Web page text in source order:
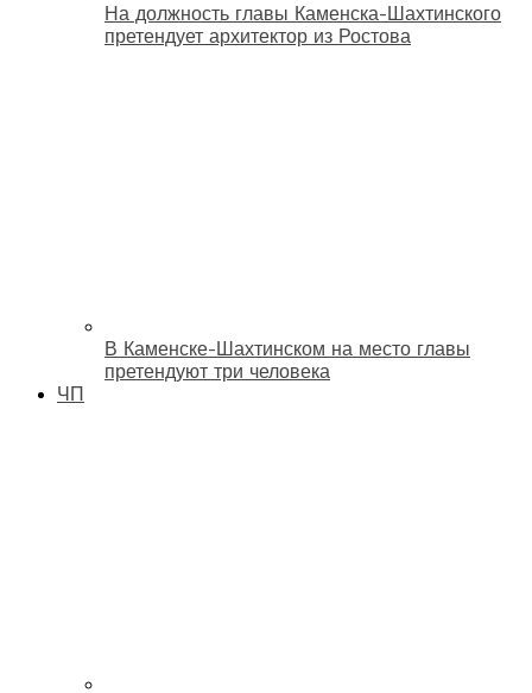
На должность главы Каменска-Шахтинского
претендует архитектор из Ростова
В Каменске-Шахтинском на место главы
претендуют три человека
ЧП